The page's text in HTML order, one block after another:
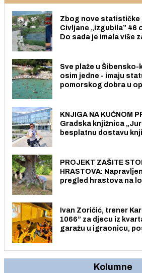
Zbog nove statističke
Civljane „izgubila” 46
Do sada je imala više
Sve plaže u Šibensko-
osim jedne - imaju
pomorskog dobra u
KNJIGA NA KUĆNOM
Gradska knjižnica
besplatnu dostavu
PROJEKT ZAŠITE
HRASTOVA:
pregled hrastova na
Ivan Zoričić, trener
1066” za djecu iz
garažu u igraonicu,
Kolumne